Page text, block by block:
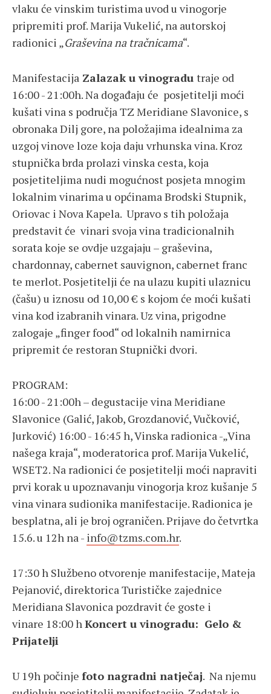
vlaku će vinskim turistima uvod u vinogorje
pripremiti prof. Marija Vukelić, na autorskoj
radionici „Graševina na tračnicama“.
Manifestacija Zalazak u vinogradu traje od
16:00 - 21:00h. Na događaju će posjetitelji moći
kušati vina s područja TZ Meridiane Slavonice, s
obronaka Dilj gore, na položajima idealnima za
uzgoj vinove loze koja daju vrhunska vina. Kroz
stupnička brda prolazi vinska cesta, koja
posjetiteljima nudi mogućnost posjeta mnogim
lokalnim vinarima u općinama Brodski Stupnik,
Oriovac i Nova Kapela. Upravo s tih položaja
predstavit će vinari svoja vina tradicionalnih
sorata koje se ovdje uzgajaju – graševina,
chardonnay, cabernet sauvignon, cabernet franc
te merlot. Posjetitelji će na ulazu kupiti ulaznicu
(čašu) u iznosu od 10,00 € s kojom će moći kušati
vina kod izabranih vinara. Uz vina, prigodne
zalogaje „finger food“ od lokalnih namirnica
pripremit će restoran Stupnički dvori.
PROGRAM:
16:00 - 21:00h – degustacije vina Meridiane
Slavonice (Galić, Jakob, Grozdanović, Vučković,
Jurković) 16:00 - 16:45 h, Vinska radionica -„Vina
našega kraja“, moderatorica prof. Marija Vukelić,
WSET2. Na radionici će posjetitelji moći napraviti
prvi korak u upoznavanju vinogorja kroz kušanje 5
vina vinara sudionika manifestacije. Radionica je
besplatna, ali je broj ograničen. Prijave do četvrtka
15.6. u 12h na - info@tzms.com.hr.
17:30 h Službeno otvorenje manifestacije, Mateja
Pejanović, direktorica Turističke zajednice
Meridiana Slavonica pozdravit će goste i
vinare 18:00 hKoncert u vinogradu: Gelo &
Prijatelji
U 19h počinje foto nagradni natječaj. Na njemu